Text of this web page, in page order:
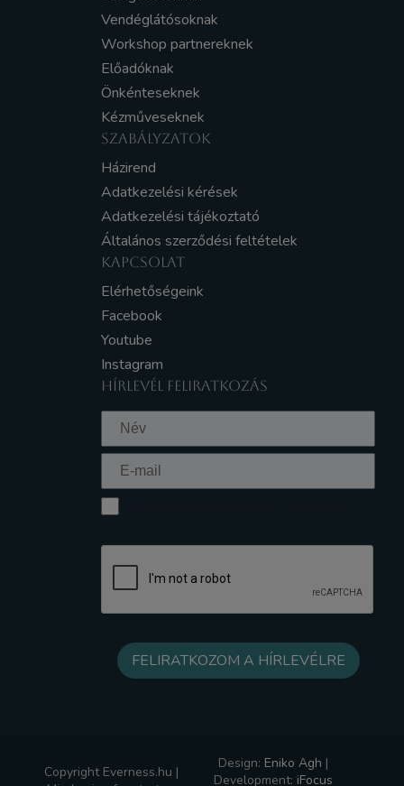
Vendéglátósoknak
Workshop partnereknek
Előadóknak
Önkénteseknek
Kézműveseknek
SZABÁLYZATOK
Házirend
Adatkezelési kérések
Adatkezelési tájékoztató
Általános szerződési feltételek
KAPCSOLAT
Elérhetőségeink
Facebook
Youtube
Instagram
HÍRLEVÉL FELIRATKOZÁS
Copyright Everness.hu |
Design: Eniko Agh |
Development: iFocus